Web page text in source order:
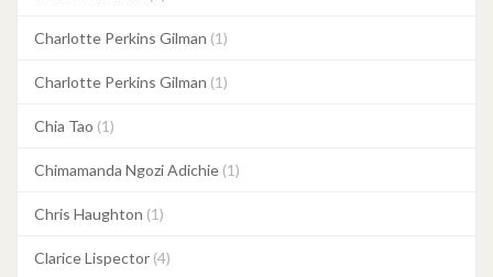
Charlotte Perkins Gilman (1)
Charlotte Perkins Gilman (1)
Chia Tao (1)
Chimamanda Ngozi Adichie (1)
Chris Haughton (1)
Clarice Lispector (4)